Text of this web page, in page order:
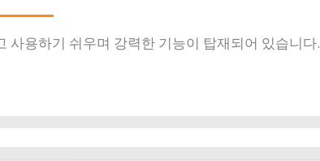
용하기 쉬우며 강력한 기능이 탑재되어 있습니다.